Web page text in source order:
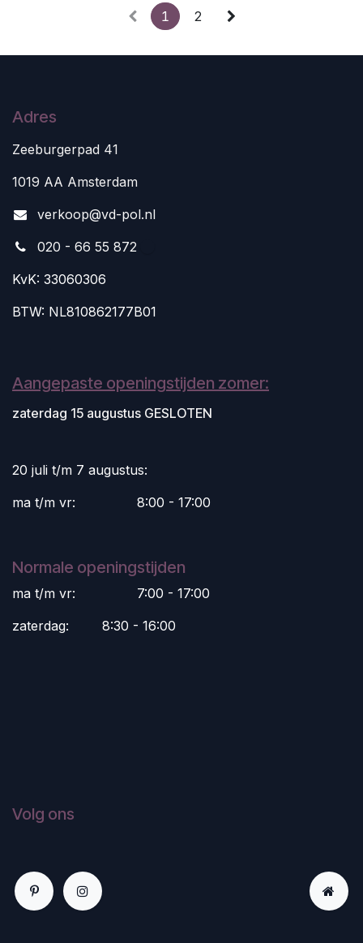
1 2
Adres
Zeeburgerpad 41
1019 AA Amsterdam
verkoop@vd-pol.nl
020 - 66 55 872
KvK: 33060306
BTW: NL810862177B01
Aangepaste openingstijden zomer:
zaterdag 15 augustus GESLOTEN
20 juli t/m 7 augustus:
ma t/m vr:
​8:00 - 17:00
Normale openingstijden
ma t/m vr:
​7:00 - 17:00
zaterdag:
​8:30 - 16:00
Volg ons